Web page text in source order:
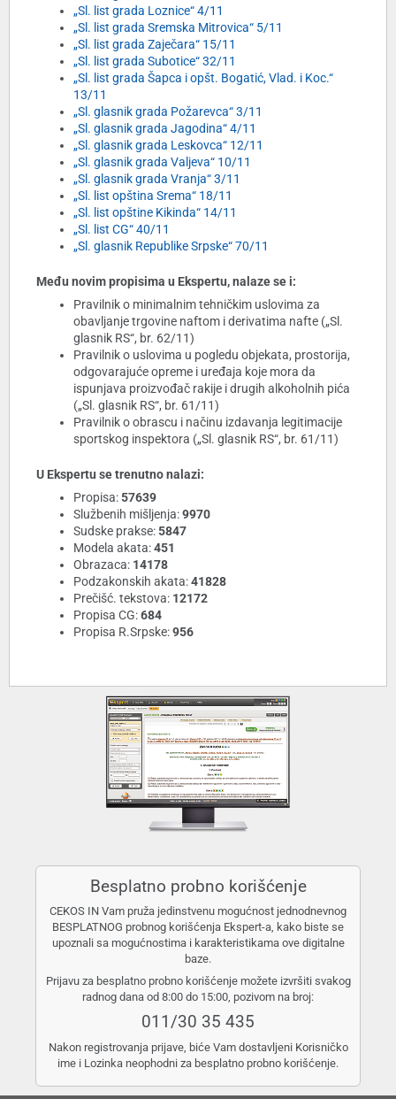
„Sl. list grada Loznice“ 4/11
„Sl. list grada Sremska Mitrovica“ 5/11
„Sl. list grada Zaječara“ 15/11
„Sl. list grada Subotice“ 32/11
„Sl. list grada Šapca i opšt. Bogatić, Vlad. i Koc.“
13/11
„Sl. glasnik grada Požarevca“ 3/11
„Sl. glasnik grada Jagodina“ 4/11
„Sl. glasnik grada Leskovca“ 12/11
„Sl. glasnik grada Valjeva“ 10/11
„Sl. glasnik grada Vranja“ 3/11
„Sl. list opština Srema“ 18/11
„Sl. list opštine Kikinda“ 14/11
„Sl. list CG“ 40/11
„Sl. glasnik Republike Srpske“ 70/11
Među novim propisima u Ekspertu, nalaze se i:
Pravilnik o minimalnim tehničkim uslovima za
obavljanje trgovine naftom i derivatima nafte („Sl.
glasnik RS“, br. 62/11)
Pravilnik o uslovima u pogledu objekata, prostorija,
odgovarajuće opreme i uređaja koje mora da
ispunjava proizvođač rakije i drugih alkoholnih pića
(„Sl. glasnik RS“, br. 61/11)
Pravilnik o obrascu i načinu izdavanja legitimacije
sportskog inspektora („Sl. glasnik RS“, br. 61/11)
U Ekspertu se trenutno nalazi:
Propisa:57639
Službenih mišljenja:9970
Sudske prakse:5847
Modela akata:451
Obrazaca: 14178
Podzakonskih akata:41828
Prečišć. tekstova: 12172
Propisa CG:684
Propisa R.Srpske:956
Besplatno probno korišćenje
CEKOS IN Vam pruža jedinstvenu mogućnost jednodnevnog
BESPLATNOG probnog korišćenja Ekspert-a, kako biste se
upoznali sa mogućnostima i karakteristikama ove digitalne
baze.
Prijavu za besplatno probno korišćenje možete izvršiti svakog
radnog dana od 8:00 do 15:00, pozivom na broj:
011/30 35 435
Nakon registrovanja prijave, biće Vam dostavljeni Korisničko
ime i Lozinka neophodni za besplatno probno korišćenje.